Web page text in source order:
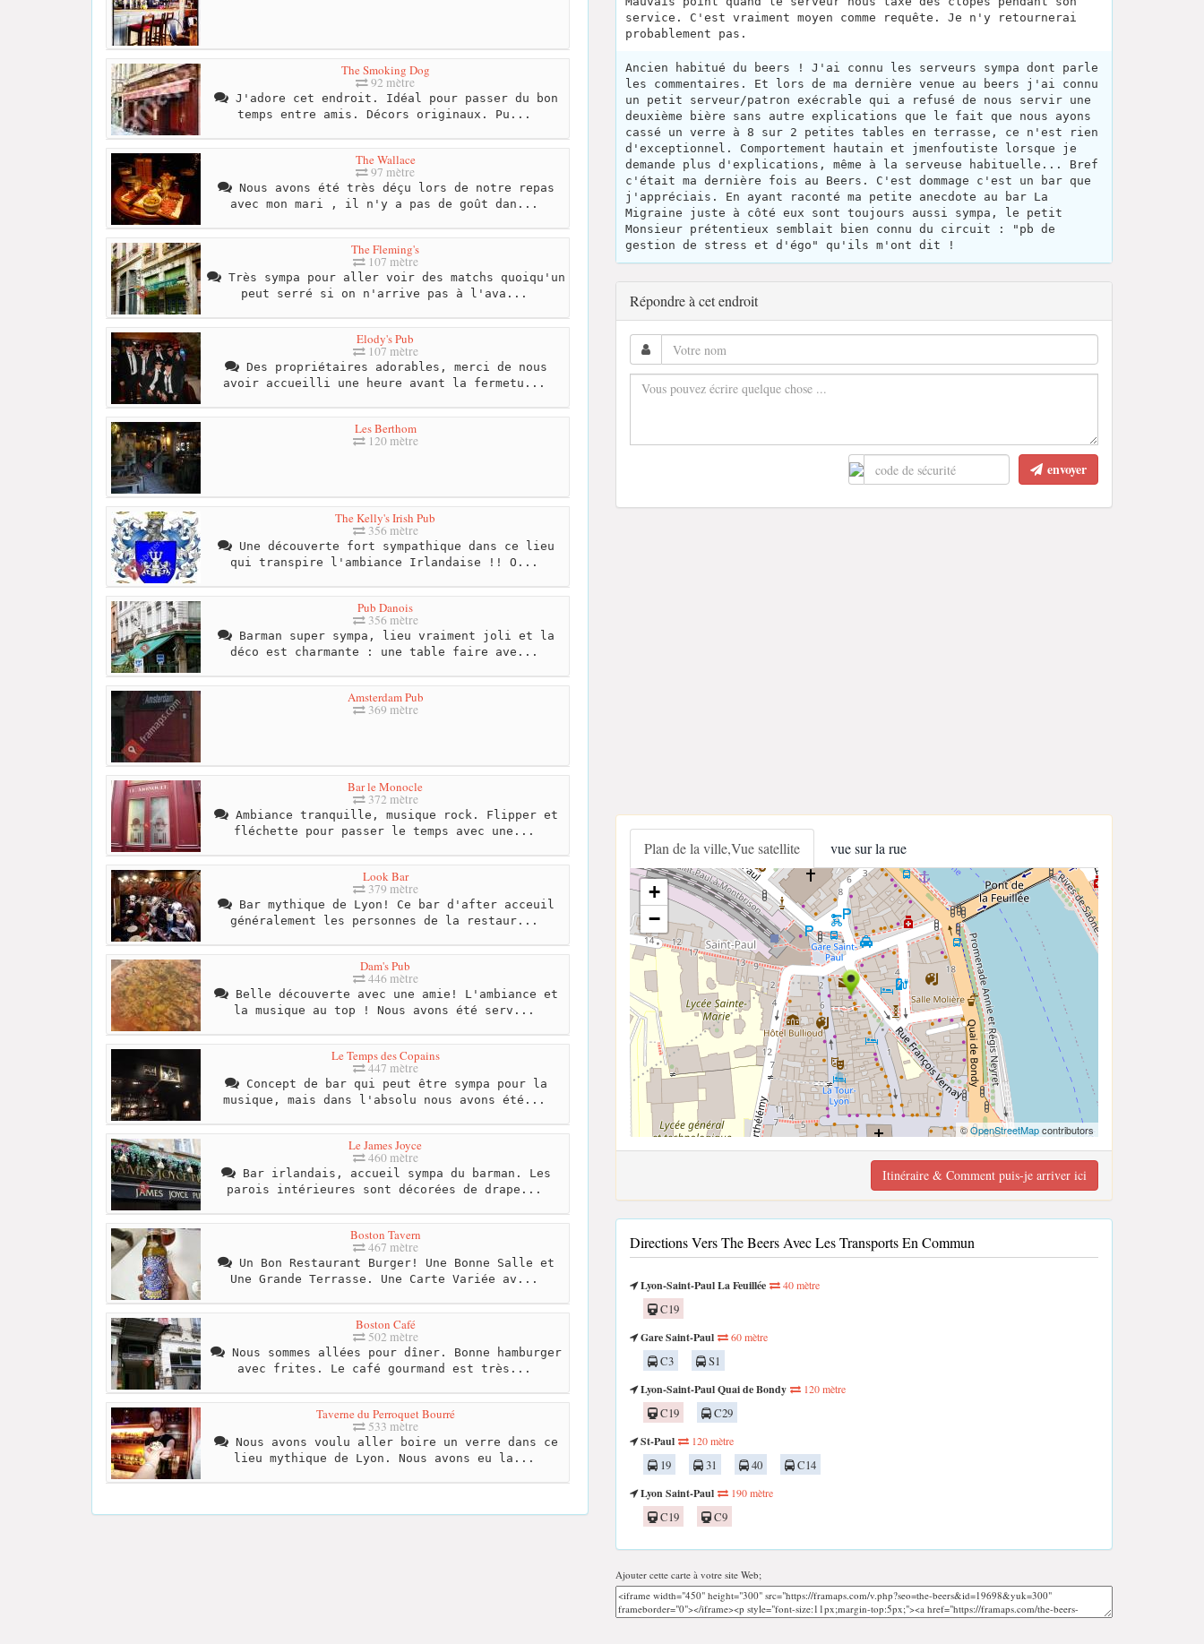
The Smoking Dog
92 mètre
J'adore cet endroit. Idéal pour passer du bon
temps entre amis. Décors originaux. Pu...
The Wallace
97 mètre
Nous avons été très déçu lors de notre repas
avec mon mari , il n'y a pas de goût dan...
The Fleming's
107 mètre
Très sympa pour aller voir des matchs quoiqu'un
peut serré si on n'arrive pas à l'ava...
Elody's Pub
107 mètre
Des propriétaires adorables, merci de nous
avoir accueilli une heure avant la fermetu...
Les Berthom
120 mètre
The Kelly's Irish Pub
356 mètre
Une découverte fort sympathique dans ce lieu
qui transpire l'ambiance Irlandaise !! O...
Pub Danois
356 mètre
Barman super sympa, lieu vraiment joli et la
déco est charmante : une table faire ave...
Amsterdam Pub
369 mètre
Bar le Monocle
372 mètre
Ambiance tranquille, musique rock. Flipper et
fléchette pour passer le temps avec une...
Look Bar
379 mètre
Bar mythique de Lyon! Ce bar d'after acceuil
généralement les personnes de la restaur...
Dam's Pub
446 mètre
Belle découverte avec une amie! L'ambiance et
la musique au top ! Nous avons été serv...
Le Temps des Copains
447 mètre
Concept de bar qui peut être sympa pour la
musique, mais dans l'absolu nous avons été...
Le James Joyce
460 mètre
Bar irlandais, accueil sympa du barman. Les
parois intérieures sont décorées de drape...
Boston Tavern
467 mètre
Un Bon Restaurant Burger! Une Bonne Salle et
Une Grande Terrasse. Une Carte Variée av...
Boston Café
502 mètre
Nous sommes allées pour dîner. Bonne hamburger
avec frites. Le café gourmand est très...
Taverne du Perroquet Bourré
533 mètre
Nous avons voulu aller boire un verre dans ce
lieu mythique de Lyon. Nous avons eu la...
service. C'est vraiment moyen comme requête. Je n'y retournerai
probablement pas.
Ancien habitué du beers ! J'ai connu les serveurs sympa dont parle
les commentaires. Et lors de ma dernière venue au beers j'ai connu
un petit serveur/patron exécrable qui a refusé de nous servir une
deuxième bière sans autre explications que le fait que nous ayons
cassé un verre à 8 sur 2 petites tables en terrasse, ce n'est rien
d'exceptionnel. Comportement hautain et jmenfoutiste lorsque je
demande plus d'explications, même à la serveuse habituelle... Bref
c'était ma dernière fois au Beers. C'est dommage c'est un bar que
j'appréciais. En ayant raconté ma petite anecdote au bar La
Migraine juste à côté eux sont toujours aussi sympa, le petit
Monsieur prétentieux semblait bien connu du circuit : "pb de
gestion de stress et d'égo" qu'ils m'ont dit !
Répondre à cet endroit
envoyer
Plan de la ville,Vue satellite vue sur la rue
+
−
©OpenStreetMapcontributors
Itinéraire & Comment puis-je arriver ici
Directions Vers The Beers Avec Les Transports En Commun
Lyon-Saint-Paul La Feuillée 40 mètre
C19
Gare Saint-Paul
60 mètre
C3
S1
Lyon-Saint-Paul Quai de Bondy
120 mètre
C19
C29
St-Paul
120 mètre
19 31 40
C14
Lyon Saint-Paul
190 mètre
C19 C9
Ajouter cette carte à votre site Web;